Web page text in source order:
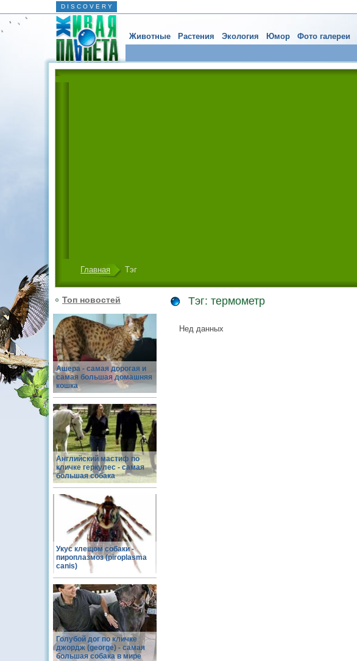
D I S C O V E R Y
Животные Растения Экология Юмор Фото галереи
Главная Тэг
Топ новостей
Ашера - самая дорогая и
самая большая домашняя
кошка
Английский мастиф по
кличке геркулес - самая
большая собака
Укус клещом собаки -
пироплазмоз (piroplasma
canis)
Голубой дог по кличке
джордж (george) - самая
большая собака в мире
Тэг: термометр
Нед данных